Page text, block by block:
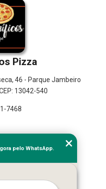
Pizza
46 - Parque Jambeiro
13042-540
7468
pelo WhatsApp.